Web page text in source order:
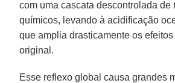
com uma cascata descontrolada de
químicos, levando à acidificação
que amplia drasticamente os
original.
Esse reflexo global causa grandes